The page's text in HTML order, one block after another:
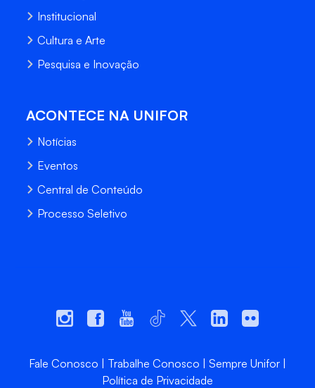
Institucional
Cultura e Arte
Pesquisa e Inovação
ACONTECE NA UNIFOR
Notícias
Eventos
Central de Conteúdo
Processo Seletivo
Fale Conosco Trabalhe Conosco
Sempre Unifor
Política de Privacidade